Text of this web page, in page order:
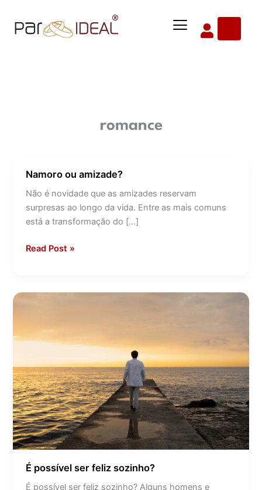
para
Menu
romance
Namoro ou amizade?
Não é novidade que as amizades reservam
surpresas ao longo da vida. Entre as mais comuns
está a transformação do […]
Namoro
ou
Read Post »
É possível ser feliz sozinho?
É possível ser feliz sozinho? Alguns homens e
feliz